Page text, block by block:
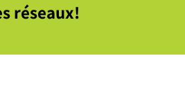
réseaux!